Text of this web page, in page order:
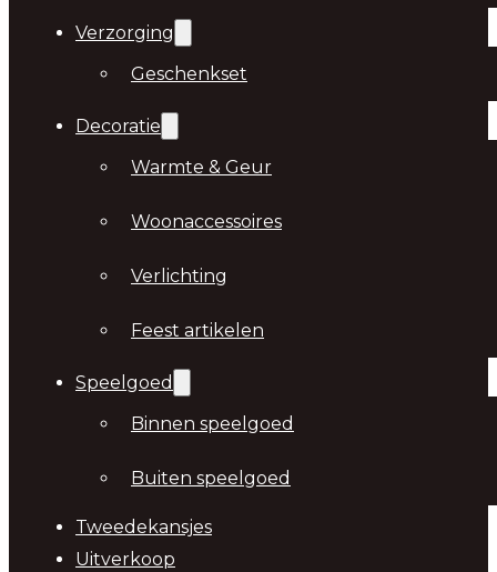
Verzorging
Geschenkset
Decoratie
Warmte & Geur
Woonaccessoires
Verlichting
Feest artikelen
Speelgoed
Binnen speelgoed
Buiten speelgoed
Tweedekansjes
Uitverkoop